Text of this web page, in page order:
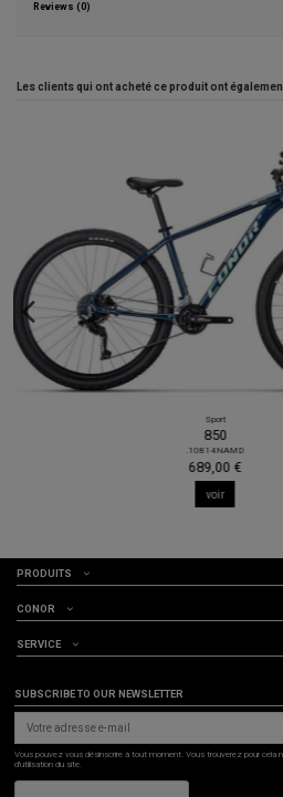
Reviews (0)
Les clients qui ont acheté ce produit ont
PRODUITS
CONOR
SERVICE
SUBSCRIBE TO OUR NEWSLETTER
Vous pouvez vous désinscrire à tout moment. Vous trouverez pour cela
d'utilisation du site.